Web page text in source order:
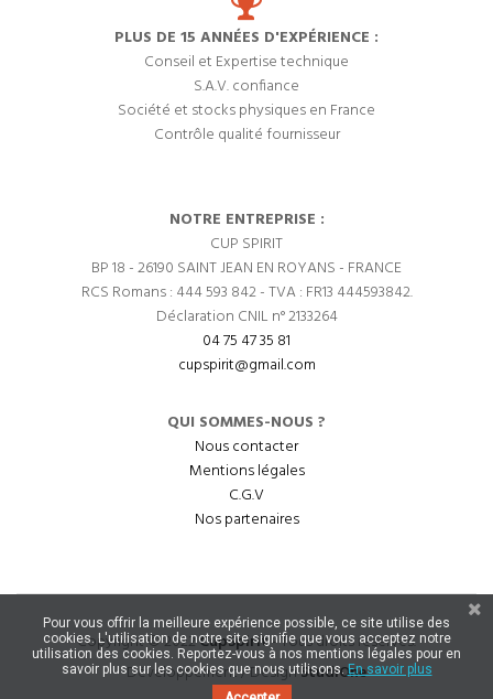
PLUS DE 15 ANNÉES D'EXPÉRIENCE :
Conseil et Expertise technique
S.A.V. confiance
Société et stocks physiques en France
Contrôle qualité fournisseur
NOTRE ENTREPRISE :
CUP SPIRIT
BP 18 - 26190 SAINT JEAN EN ROYANS - FRANCE
RCS Romans : 444 593 842 - TVA : FR13 444593842.
Déclaration CNIL n° 2133264
04 75 47 35 81
cupspirit@gmail.com
QUI SOMMES-NOUS ?
Nous contacter
Mentions légales
C.G.V
Nos partenaires
Copyright © 2022CupSpirit- Tous droits réservés.
Développement / DesignStudiOne
Pour vous offrir la meilleure expérience possible, ce site utilise des
cookies. L'utilisation de notre site signifie que vous acceptez notre
utilisation des cookies. Reportez-vous à nos mentions légales pour en
savoir plus sur les cookies que nous utilisons.En savoir plus